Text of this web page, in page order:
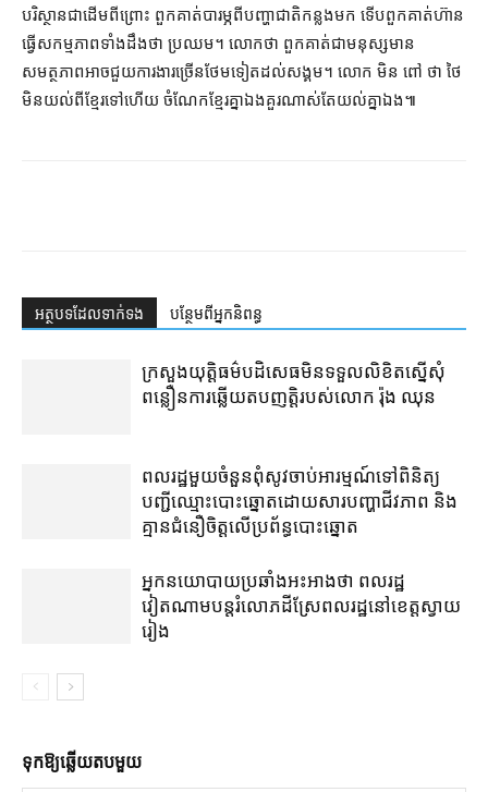
បរិស្ថាន​ជាដើម​ពីព្រោះ ពួកគាត់​បារម្ភ​ពី​បញ្ហា​ជាតិ​កន្លងមក ទើប​ពួកគាត់​ហ៊ាន​
ធ្វើ​សកម្មភាព​ទាំង​ដឹង​ថា ប្រឈម។ លោក​ថា ពួកគាត់​ជា​មនុស្ស​មាន​
សមត្ថភាព​អាច​ជួយ​ការងារ​ច្រើន​ថែមទៀត​ដល់​សង្គម។ លោក មិន ពៅ ថា ថៃ​
មិន​យល់​ពី​ខ្មែរ​ទៅ​ហើយ ចំណែក​ខ្មែរ​គ្នាឯង​គួរ​ណាស់​តែ​យល់​គ្នា​​​​ឯង៕
អត្ថបទ​ដែល​ទាក់ទង បន្ថែម​ពី​អ្នកនិពន្ធ
ក្រសួងយុត្តិធម៌​បដិសេធ​មិន​ទទួល​លិខិត​ស្នើសុំ​
ពន្លឿន​ការ​ឆ្លើយតប​ញត្តិ​របស់​លោក រ៉ុង ឈុន
ពលរដ្ឋ​មួយចំនួន​ពុំ​សូវ​ចាប់អារម្មណ៍​ទៅ​ពិនិត្យ​
បញ្ជី​ឈ្មោះ​បោះឆ្នោត​ដោយសារ​បញ្ហា​ជីវភាព និង​
គ្មាន​ជំនឿ​ចិត្ត​លើ​ប្រព័ន្ធ​បោះឆ្នោត
អ្នកនយោបាយ​ប្រឆាំង​អះអាង​ថា ពលរដ្ឋ​
វៀតណាម​បន្ត​រំលោភ​ដីស្រែ​ពលរដ្ឋ​នៅ​ខេត្តស្វាយ
រៀង​
ទុក​ឱ្យ​ឆ្លើយ​តប​មួយ